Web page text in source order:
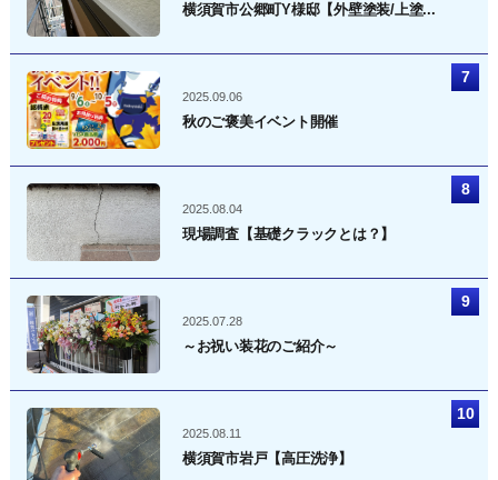
横須賀市公郷町Y様邸【外壁塗装/上塗...
2025.09.06
秋のご褒美イベント開催
2025.08.04
現場調査【基礎クラックとは？】
2025.07.28
～お祝い装花のご紹介～
2025.08.11
横須賀市岩戸【高圧洗浄】